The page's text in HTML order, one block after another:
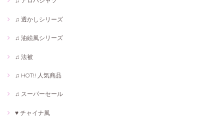
♫ 透かしシリーズ
♫ 油絵風シリーズ
♫ 法被
♫ HOT!! 人気商品
♫ スーパーセール
♥ チャイナ風